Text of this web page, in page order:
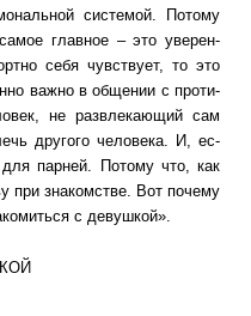
сис­те­мой. Потому
глав­ное ‒ это уве­рен­
себя чув­с­т­ву­ет, то это
важно в об­ще­нии с про­ти­
не раз­вле­ка­ю­щий сам
дру­го­го че­ло­ве­ка. И, ес­
пар­ней. По­то­му что, как
при зна­ком­с­т­ве. Вот почему
с де­вуш­кой».